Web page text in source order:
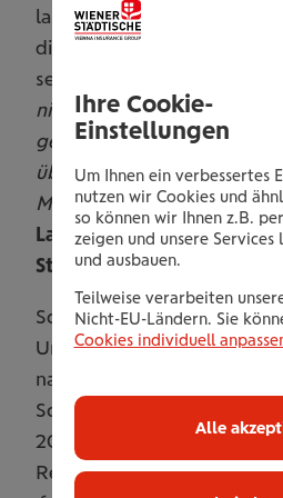
langjährige Leiter der
die Lebens- und
sein.
nicht nur einen
gesamten
überzeugt auch durch
Managementfähigkeiten“,
Lasshofer,
Städtischen.
Schalk studierte
Universität Wien und
nach seinem Gerichtsjahr in
Schönherr, wo er später
2014 wechselte er als
Rechtsabteilung in die
Ihre Cookie-
Einstellungen
Um Ihnen ein verbessertes
nutzen wir Cookies und
so können wir Ihnen z.B.
zeigen und unsere Services
und ausbauen.
Teilweise verarbeiten
Nicht-EU-Ländern. Sie
Cookies individuell
Alle